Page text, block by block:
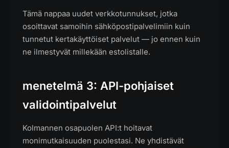
Tämä nappaa uudet verkkotunnukset, jotka
osoittavat samoihin sähköpostipalvelimiin kuin
tunnetut kertakäyttöiset palvelut — jo ennen kuin
ne ilmestyvät millekään estolistalle.
menetelmä 3: API-pohjaiset
validointipalvelut
Kolmannen osapuolen API:t hoitavat
monimutkaisuuden puolestasi. Ne yhdistävät